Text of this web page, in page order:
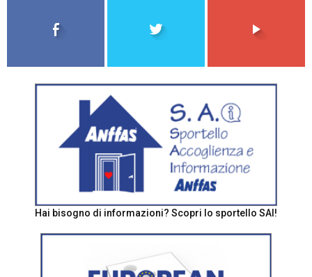
Hai bisogno di informazioni? Scopri lo sportello SAI!